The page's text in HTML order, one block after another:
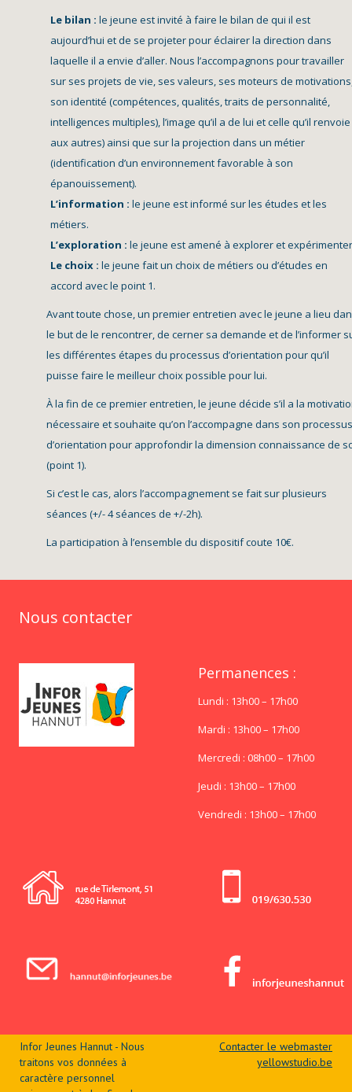
Le bilan : le jeune est invité à faire le bilan de qui il est
aujourd’hui et de se projeter pour éclairer la direction dans
laquelle il a envie d’aller. Nous l’accompagnons pour travailler
sur ses projets de vie, ses valeurs, ses moteurs de
son identité (compétences, qualités, traits de personnalité,
intelligences multiples), l’image qu’il a de lui et celle qu’il renvoie
aux autres) ainsi que sur la projection dans un métier
(identification d’un environnement favorable à son
épanouissement).
L’information : le jeune est informé sur les études et les
métiers.
L’exploration : le jeune est amené à explorer et
Le choix : le jeune fait un choix de métiers ou d’études en
accord avec le point 1.
Avant toute chose, un premier entretien avec le jeune a lieu
le but de le rencontrer, de cerner sa demande et de l’informer
les différentes étapes du processus d’orientation pour qu’il
puisse faire le meilleur choix possible pour lui.
À la fin de ce premier entretien, le jeune décide s’il a la
nécessaire et souhaite qu’on l’accompagne dans son
d’orientation pour approfondir la dimension connaissance de
(point 1).
Si c’est le cas, alors l’accompagnement se fait sur plusieurs
séances (+/- 4 séances de +/-2h).
La participation à l’ensemble du dispositif coute 10€.
Nous contacter
Permanences :
Lundi : 13h00 – 17h00
Mardi : 13h00 – 17h00
Mercredi : 08h00 – 17h00
Jeudi : 13h00 – 17h00
Vendredi : 13h00 – 17h00
Infor Jeunes Hannut - Nous
traitons vos données à
caractère personnel
Contacter le webmaster
yellowstudio.be